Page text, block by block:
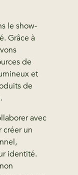
le show-
Grâce à
de
et
de
avec
un
identité.